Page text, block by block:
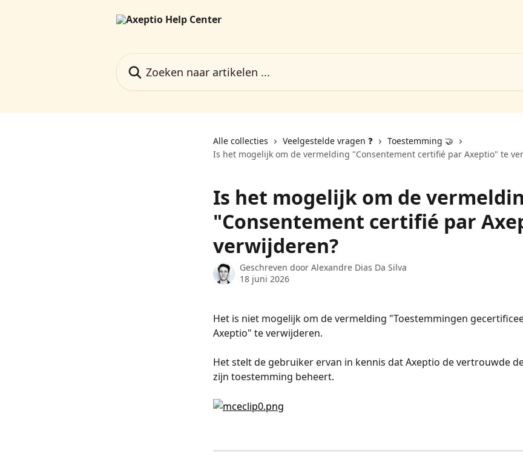
Alle collecties Veelgestelde vragen ❓️
Toestemming 🤝
Is het mogelijk om de vermelding "Consentement certifié par Axeptio" te
Is het mogelijk om de
"Consentement certifié par
verwijderen?
Geschreven door Alexandre Dias Da Silva
18 juni 2026
Het is niet mogelijk om de vermelding "Toestemmingen
Axeptio" te verwijderen.
Het stelt de gebruiker ervan in kennis dat Axeptio de vertrouwde
zijn toestemming beheert.